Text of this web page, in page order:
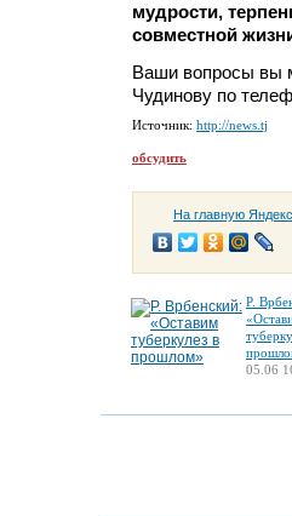
мудрости,
совместной
Ваши вопросы вы
Чудинову по
Источник: http://news.tj
обсудить
На главную
Р.
05.06